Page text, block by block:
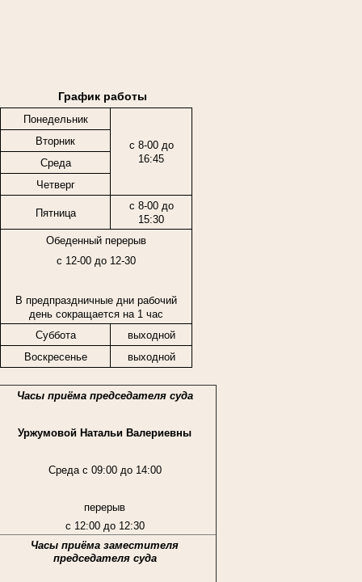
График работы
Понедельник
с 8-00 до
16:45
Вторник
Среда
Четверг
Пятница
с 8-00 до
15:30
Обеденный перерыв
с 12-00 до 12-30
В предпраздничные дни рабочий
день сокращается на 1 час
Суббота
выходной
Воскресенье
выходной
Часы приёма председателя суда
Уржумовой Натальи Валериевны
Среда с 09:00 до 14:00
перерыв
с 12:00 до 12:30
Часы приёма заместителя
председателя суда